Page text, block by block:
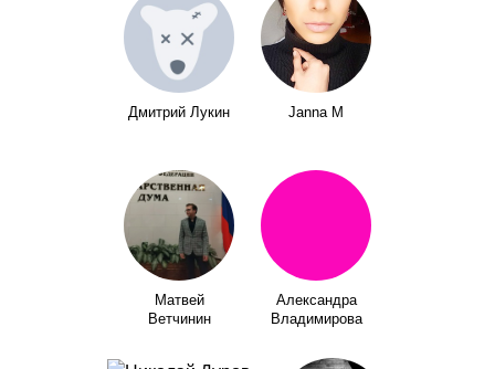
Дмитрий Лукин Janna M
Матвей
Ветчинин
Александра
Владимирова